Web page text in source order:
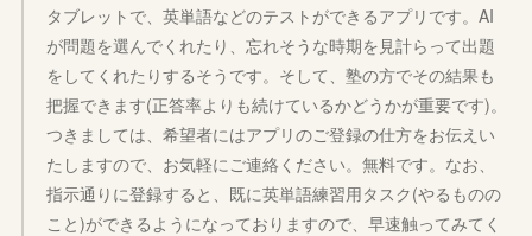
タブレットで、英単語などのテストができるアプリです。AI
が問題を選んでくれたり、忘れそうな時期を見計らって出題
をしてくれたりするそうです。そして、塾の方でその結果も
把握できます(正答率よりも続けているかどうかが重要です)。
つきましては、希望者にはアプリのご登録の仕方をお伝えい
たしますので、お気軽にご連絡ください。無料です。なお、
指示通りに登録すると、既に英単語練習用タスク(やるものの
こと)ができるようになっておりますので、早速触ってみてく